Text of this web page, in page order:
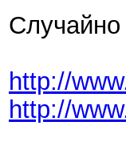
http://
http://